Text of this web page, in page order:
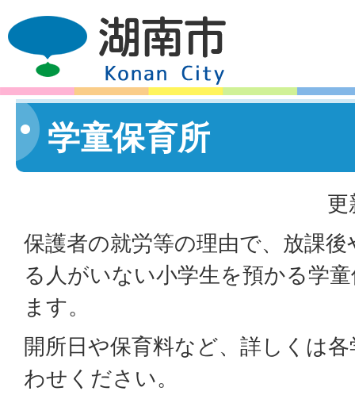
学童保育所
保護者の就労等の理由で、放課
る人がいない小学生を預かる学
ます。
開所日や保育料など、詳しくは
わせください。